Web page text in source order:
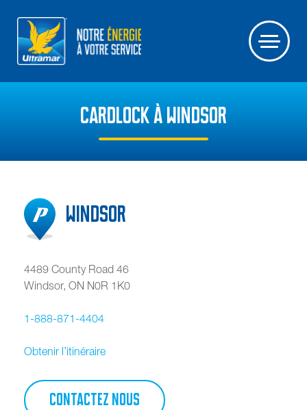
CARDLOCK À WINDSOR
Windsor
4489 County Road 46
Windsor, ON N0R 1K0
1-888-871-4404
Obtenir l’itinéraire
CONTACTEZ NOUS